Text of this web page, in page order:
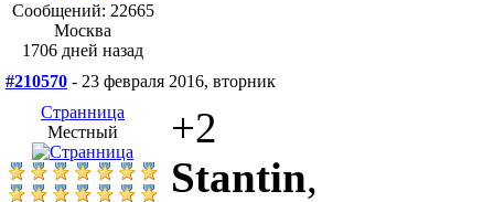
Сообщений: 22665
Москва
1706 дней назад
#210570 - 23 февраля 2016, вторник
Странница
Местный
+2
Stantin,